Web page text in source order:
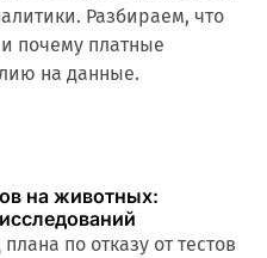
Разбираем, что
почему платные
на данные.
на животных:
по отказу от тестов